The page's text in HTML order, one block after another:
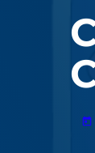
today